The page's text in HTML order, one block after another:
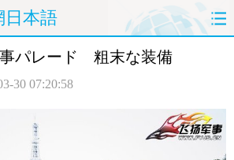
日本語
政治 経済
写真
パレード 粗末な装備
30 07:20:58